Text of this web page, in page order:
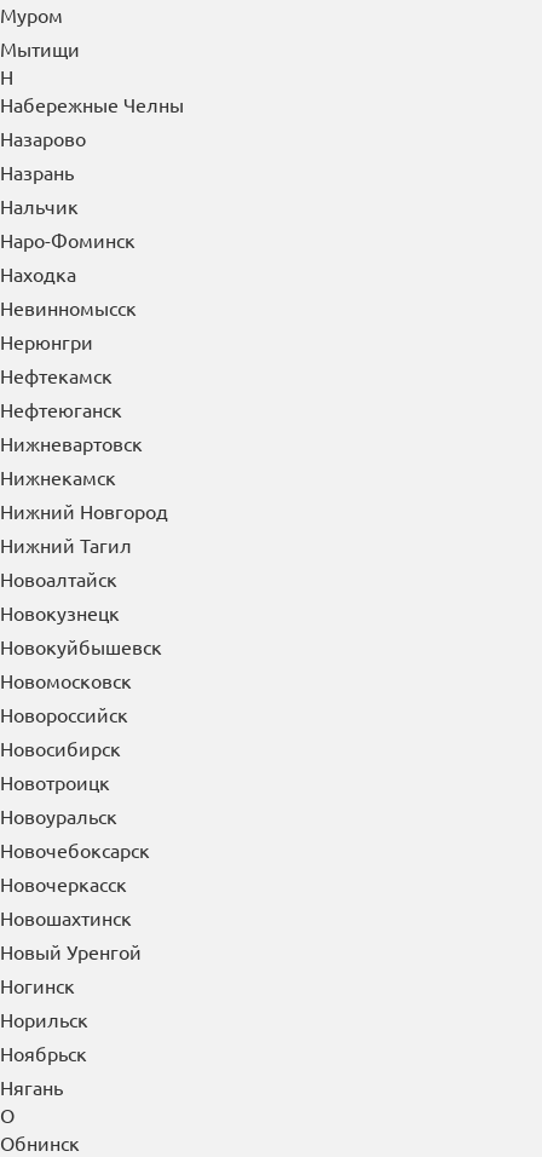
Муром
Мытищи
Н
Набережные Челны
Назарово
Назрань
Нальчик
Наро-Фоминск
Находка
Невинномысск
Нерюнгри
Нефтекамск
Нефтеюганск
Нижневартовск
Нижнекамск
Нижний Новгород
Нижний Тагил
Новоалтайск
Новокузнецк
Новокуйбышевск
Новомосковск
Новороссийск
Новосибирск
Новотроицк
Новоуральск
Новочебоксарск
Новочеркасск
Новошахтинск
Новый Уренгой
Ногинск
Норильск
Ноябрьск
Нягань
О
Обнинск